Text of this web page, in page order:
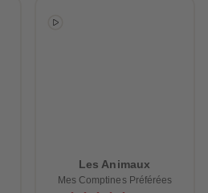
Les Animaux
Mes Comptines Préférées